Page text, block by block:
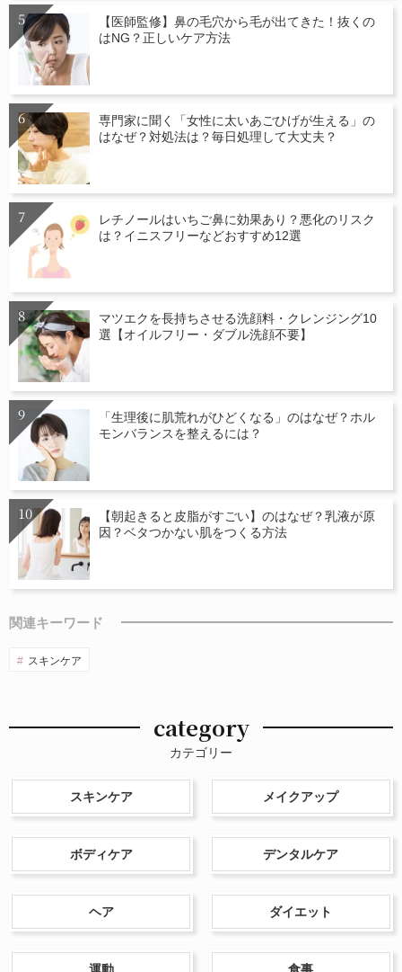
【医師監修】鼻の毛穴から毛が出てきた！抜くの
はNG？正しいケア方法
専門家に聞く「女性に太いあごひげが生える」の
はなぜ？対処法は？毎日処理して大丈夫？
レチノールはいちご鼻に効果あり？悪化のリスク
は？イニスフリーなどおすすめ12選
マツエクを長持ちさせる洗顔料・クレンジング10
選【オイルフリー・ダブル洗顔不要】
「生理後に肌荒れがひどくなる」のはなぜ？ホル
モンバランスを整えるには？
【朝起きると皮脂がすごい】のはなぜ？乳液が原
因？ベタつかない肌をつくる方法
関連キーワード
スキンケア
category
カテゴリー
スキンケア メイクアップ
ボディケア デンタルケア
ヘア ダイエット
運動 食事